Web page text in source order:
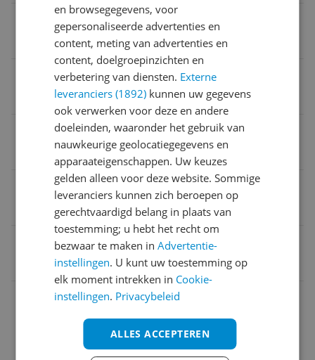
Product breedte
Product gewicht
Product lengte
Product hoogte
5029784870260
Overige kenmerken
Productinformatie
en browsegegevens, voor
gepersonaliseerde advertenties en
content, meting van advertenties en
content, doelgroepinzichten en
verbetering van diensten. Externe
leveranciers (1892) kunnen uw gegevens
ook verwerken voor deze en andere
doeleinden, waaronder het gebruik van
nauwkeurige geolocatiegegevens en
apparaateigenschappen. Uw keuzes
gelden alleen voor deze website. Sommige
leveranciers kunnen zich beroepen op
gerechtvaardigd belang in plaats van
toestemming; u hebt het recht om
bezwaar te maken inAdvertentie-
instellingen. U kunt uw toestemming op
elk moment intrekken in Cookie-
instellingen. Privacybeleid
ALLES ACCEPTEREN